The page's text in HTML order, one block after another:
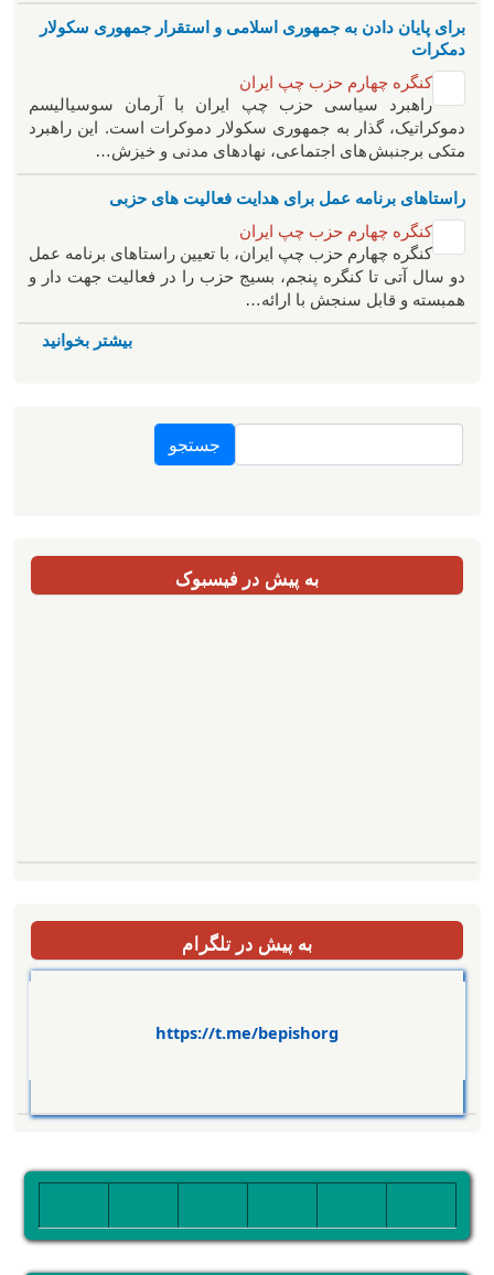
برای پایان دادن به جمهوری اسلامی و استقرار جمهوری سکولار
دمکرات
کنگره چهارم حزب چپ ایران
راهبرد سياسی حزب چپ ایران با آرمان سوسیالیسم
دموکراتیک، گذار به جمهوری سکولار دموکرات است. این راهبرد
متکی برجنبش های اجتماعی، نهادهای مدنی و خیزش‌…
راستاهای برنامه عمل برای هدایت فعالیت های حزبی
کنگره چهارم حزب چپ ایران
کنگره چهارم حزب چپ ایران، با تعیین راستاهای برنامه عمل
دو سال آتی تا کنگره پنجم، بسیج حزب را در فعالیت جهت دار و
همبسته و قابل سنجش با ارائه…
بیشتر بخوانید
جستجو
به پیش در فیسبوک
به پیش در تلگرام
https://t.me/bepishorg